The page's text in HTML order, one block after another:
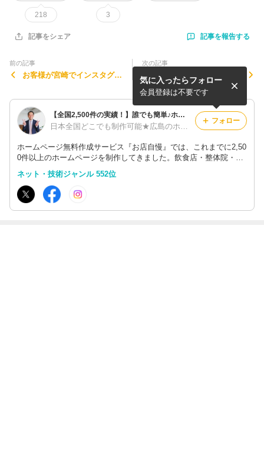
218 3
記事をシェア 記事を報告する
前の記事
お客様が宮崎でインスタグラ
次の記事
LINE社からの営業電話 | LIN
E@主催の無料セミナーもあ
りますよ。
【全国2,500件の実績！】誰でも簡単♪ホームページ制作サービス『お店自慢』
ホームページ無料作成サービス『お店自慢』では、これまでに2,50
0件以上のホームページを制作してきました。飲食店・整体院・音
楽教室・エステサロン・結婚相談所など、どんなジャンル・業種で
も無料でホームページが作成できます。格安・低料金のホームペー
ジ制作も可能！
気に入ったらフォロー
会員登録は不要です
フォロー
ネット・技術ジャンル 552位